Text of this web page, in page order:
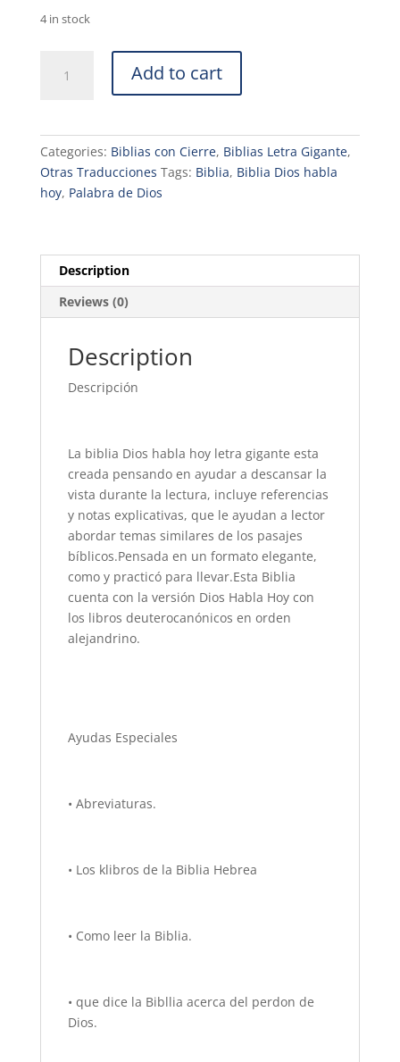
4 in stock
Letra
Gigante
Imi
Cierre
con
Libros
quantity
Add to cart
Categories: Biblias con Cierre, Biblias Letra Gigante,
Otras Traducciones Tags: Biblia, Biblia Dios habla
hoy, Palabra de Dios
Description
Reviews (0)
Description
Descripción
La biblia Dios habla hoy letra gigante esta
creada pensando en ayudar a descansar la
vista durante la lectura, incluye referencias
y notas explicativas, que le ayudan a lector
abordar temas similares de los pasajes
bíblicos.Pensada en un formato elegante,
como y practicó para llevar.Esta Biblia
cuenta con la versión Dios Habla Hoy con
los libros deuterocanónicos en orden
alejandrino.
Ayudas Especiales
• Abreviaturas.
• Los klibros de la Biblia Hebrea
• Como leer la Biblia.
• que dice la Bibllia acerca del perdon de
Dios.